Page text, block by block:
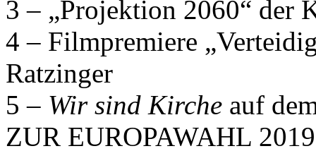
3 – „Projektion 2060“ der
4 – Filmpremiere
Ratzinger
5 – Wir sind Kirche auf
ZUR EUROPAWAHL 2019